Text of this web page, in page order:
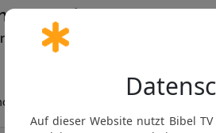
Berenbostel
für MeinGottesdienst.com